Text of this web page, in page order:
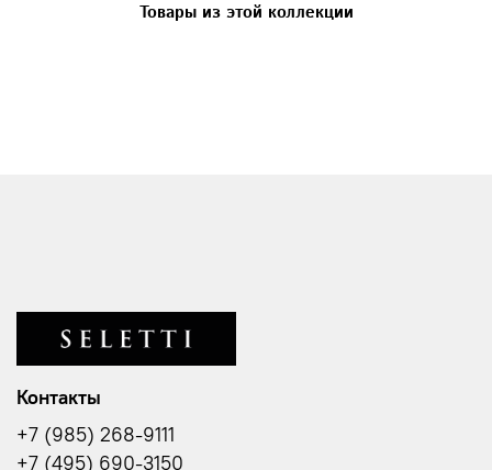
Товары из этой коллекции
Контакты
+7 (985) 268-9111
+7 (495) 690-3150